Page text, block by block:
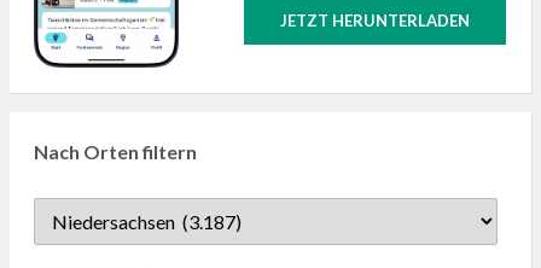
JETZT HERUNTERLADEN
Nach Orten filtern